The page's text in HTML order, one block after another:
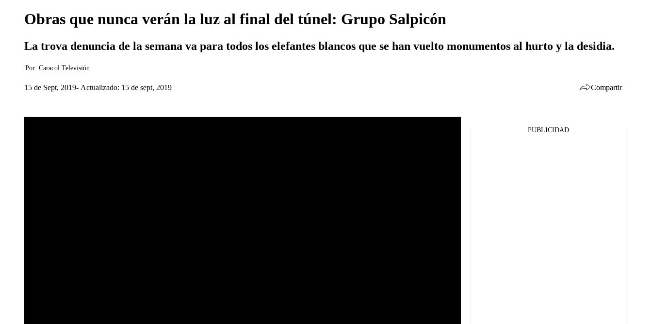
Obras que nunca verán la luz al final del túnel: Grupo Salpicón
La trova denuncia de la semana va para todos los elefantes blancos que se han vuelto monumentos al hurto y la desidia.
Por: Caracol Televisión
15 de Sept, 2019 Actualizado: 15 de sept, 2019 Compartir
PUBLICIDAD